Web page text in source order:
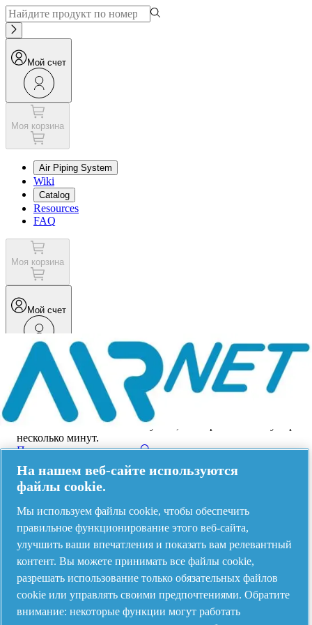
Мой счет
Моя корзина
Air Piping System
Wiki
Catalog
Resources
FAQ
Моя корзина
Мой счет
Произошла ошибка
Что-то пошло не так!
Пожалуйста, повторите попытку через
несколько минут.
Посмотреть все продукты
Address
AIRnet - C.Aria.C
Via Selva Maiolo, 5/7 - 36075, Montecchio Maggiore, Vicenza Italy
Contact us
На нашем веб-сайте используются
файлы cookie.
Мы используем файлы cookie, чтобы обеспечить
правильное функционирование этого веб-сайта,
улучшить ваши впечатления и показать вам релевантный
контент. Вы можете принимать все файлы cookie,
разрешать использование только обязательных файлов
cookie или управлять своими предпочтениями. Обратите
внимание: некоторые функции могут работать